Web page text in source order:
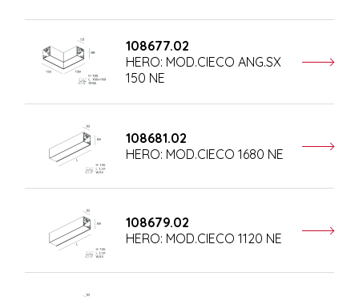
108677.02
HERO: MOD.CIECO ANG.SX
150 NE
108681.02
HERO: MOD.CIECO 1680 NE
108679.02
HERO: MOD.CIECO 1120 NE